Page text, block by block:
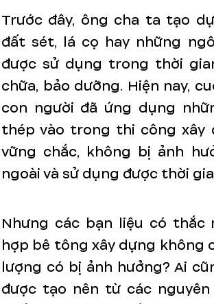
Trước đây, ông cha ta tạo
đất sét, lá cọ hay những
được sử dụng trong thời
chữa, bảo dưỡng. Hiện nay,
con người đã ứng dụng
thép vào trong thi công xây
vững chắc, không bị ảnh
ngoài và sử dụng được thời
Nhưng các bạn liệu có thắc
hợp bê tông xây dựng không
lượng có bị ảnh hưởng? Ai
được tạo nên từ các